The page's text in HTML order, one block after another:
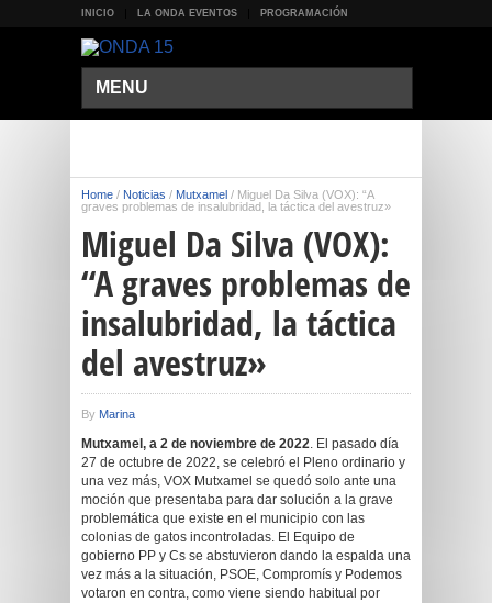
INICIO LA ONDA EVENTOS PROGRAMACIÓN
MENU
Home / Noticias / Mutxamel / Miguel Da Silva (VOX): “A
graves problemas de insalubridad, la táctica del avestruz»
Miguel Da Silva (VOX):
“A graves problemas de
insalubridad, la táctica
del avestruz»
By Marina
Mutxamel, a 2 de noviembre de 2022. El pasado día
27 de octubre de 2022, se celebró el Pleno ordinario y
una vez más, VOX Mutxamel se quedó solo ante una
moción que presentaba para dar solución a la grave
problemática que existe en el municipio con las
colonias de gatos incontroladas. El Equipo de
gobierno PP y Cs se abstuvieron dando la espalda una
vez más a la situación, PSOE, Compromís y Podemos
votaron en contra, como viene siendo habitual por